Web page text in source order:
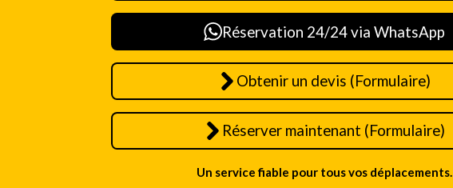
Réservation 24/24 via WhatsApp
Obtenir un devis (Formulaire)
Réserver maintenant (Formulaire)
Un service fiable pour tous vos déplacements.